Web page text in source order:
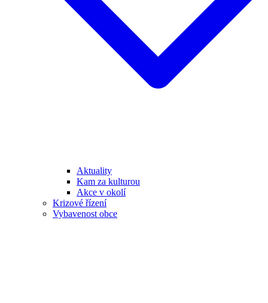
Aktuality
Kam za kulturou
Akce v okolí
Krizové řízení
Vybavenost obce